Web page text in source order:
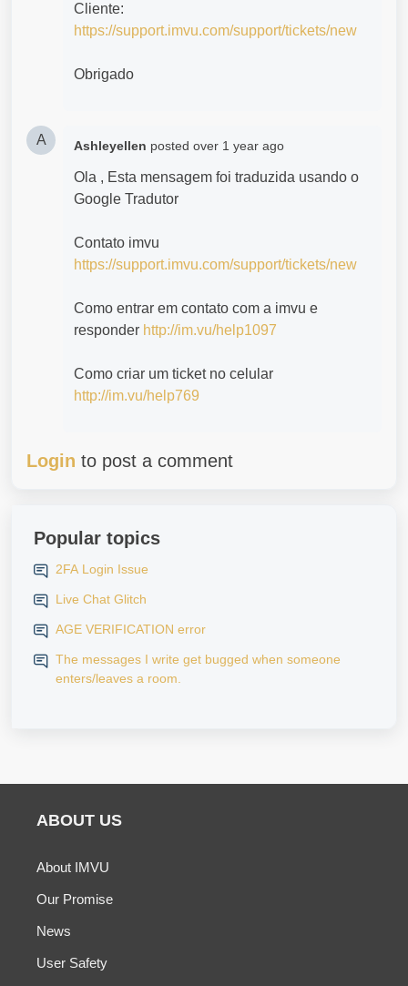
Cliente:
https://support.imvu.com/support/tickets/new
Obrigado
A Ashleyellen posted over 1 year ago
Ola , Esta mensagem foi traduzida usando o
Google Tradutor
Contato imvu
https://support.imvu.com/support/tickets/new
Como entrar em contato com a imvu e
responder http://im.vu/help1097
Como criar um ticket no celular
http://im.vu/help769
Login to post a comment
Popular topics
2FA Login Issue
Live Chat Glitch
AGE VERIFICATION error
The messages I write get bugged when someone
enters/leaves a room.
ABOUT US
About IMVU
Our Promise
News
User Safety